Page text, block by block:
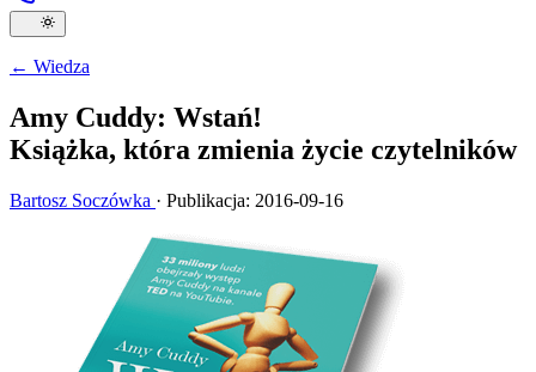
← Wiedza
Amy Cuddy: Wstań!
Książka, która zmienia życie czytelników
Bartosz Soczówka · Publikacja: 2016-09-16